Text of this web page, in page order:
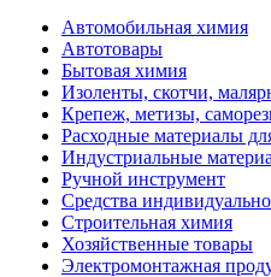
Автомобильная химия
Автотовары
Бытовая химия
Изоленты, скотчи,
Крепеж, метизы,
Расходные материалы
Индустриальные
Ручной инструмент
Средства
Строительная химия
Хозяйственные товары
Электромонтажная